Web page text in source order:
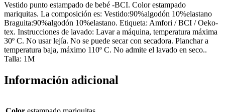
Vestido punto estampado de bebé -BCI. Color estampado
mariquitas. La composición es: Vestido:90%algodón 10%elastano
Braguita:90%algodón 10%elastano. Etiqueta: Amfori / BCI / Oeko-
tex. Instrucciones de lavado: Lavar a máquina, temperatura máxima
30º C. No usar lejía. No se puede secar con secadora. Planchar a
temperatura baja, máximo 110º C. No admite el lavado en seco..
Talla: 1M
Información adicional